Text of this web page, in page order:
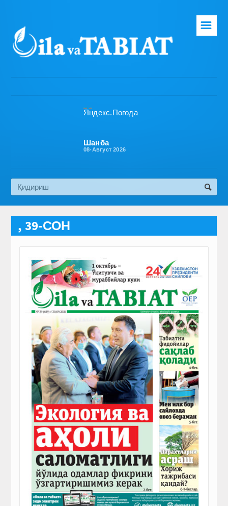
Бош саҳифа
Эко медиа
☰
Шанба
08-Август 2026
, 39-СОН